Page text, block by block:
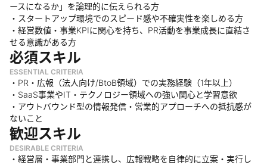
ースになるか」を論理的に伝えられる方
・スタートアップ環境でのスピード感や不確実性を楽しめる方
・経営数値・事業KPIに関心を持ち、PR活動を事業成長に直結さ
せる意識がある方
必須スキル
ESSENTIAL CRITERIA
・PR・広報（法人向け/BtoB領域）での実務経験（1年以上）
・SaaS事業やIT・テクノロジー領域への強い関心と学習意欲
・アウトバウンド型の情報発信・営業的アプローチへの抵抗感が
ないこと
歓迎スキル
DESIRABLE CRITERIA
・経営層・事業部門と連携し、広報戦略を自律的に立案・実行し